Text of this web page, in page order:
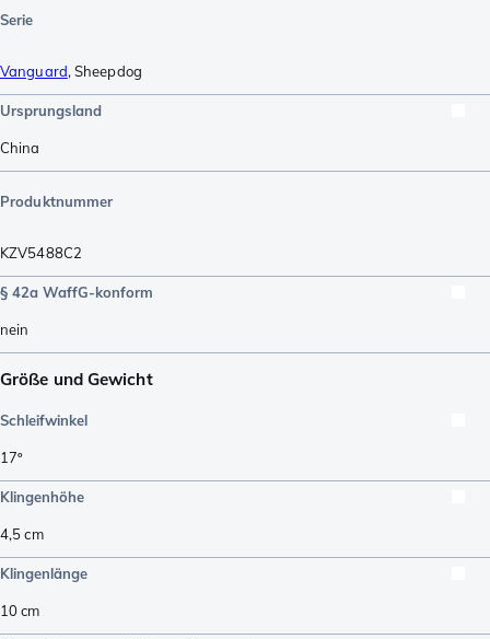
Serie
Vanguard,Sheepdog
Ursprungsland
China
Produktnummer
KZV5488C2
§ 42a WaffG-konform
nein
Größe und Gewicht
Schleifwinkel
17º
Klingenhöhe
4,5cm
Klingenlänge
10cm